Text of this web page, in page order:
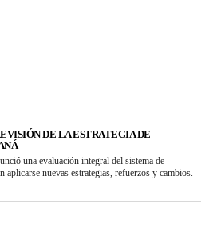
DE LA ESTRATEGIA DE
una evaluación integral del sistema de
aplicarse nuevas estrategias, refuerzos y cambios.